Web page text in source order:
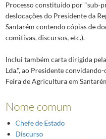
Processo constituído por "sub-
deslocações do Presidente da
Santarém contendo cópias de
comitivas, discursos, etc.).
Inclui também carta dirigida
Lda.", ao Presidente
Feira de Agricultura em
Nome comum
Chefe de Estado
Discurso